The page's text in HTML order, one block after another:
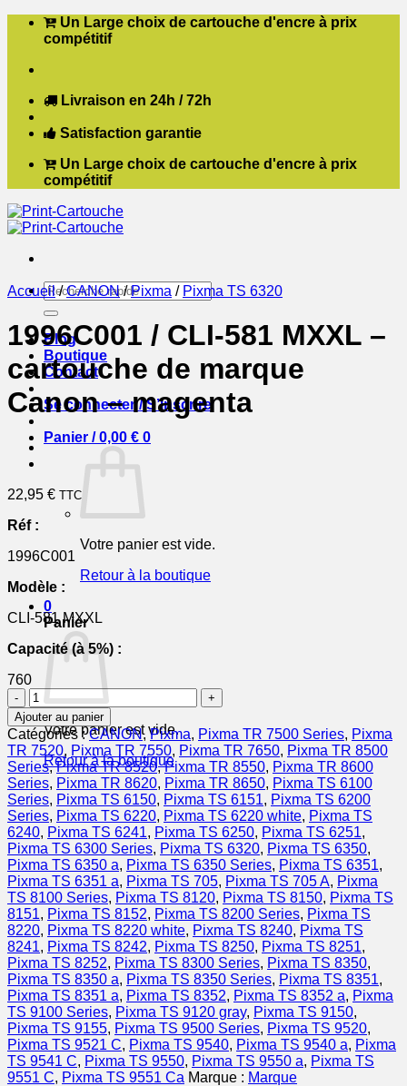
Passer Un Large choix de cartouche d'encre à prix
compétitif
Livraison en 24h / 72h
Satisfaction garantie
Un Large choix de cartouche d'encre à prix
compétitif
Recherche
pour :
Blog
Boutique
Contact
Se connecter / S’inscrire
Panier /0,00 € 0
Votre panier est vide.
Retour à la boutique
0
Panier
Votre panier est vide.
Retour à la boutique
Accueil / CANON / Pixma / Pixma TS 6320
1996C001 / CLI-581 MXXL –
cartouche de marque
Canon – magenta
22,95 € TTC
Réf :
1996C001
Modèle :
CLI-581 MXXL
Capacité (à 5%) :
760
quantité
de
1996C001
/
CLI-
581
MXXL
-
cartouche
de
marque
Canon
-
magenta
Ajouter au panier
Catégories :CANON,Pixma, Pixma TR 7500 Series, Pixma
TR 7520, Pixma TR 7550, Pixma TR 7650, Pixma TR 8500
Series,Pixma TR 8520,Pixma TR 8550, Pixma TR 8600
Series, Pixma TR 8620, Pixma TR 8650, Pixma TS 6100
Series, Pixma TS 6150, Pixma TS 6151, Pixma TS 6200
Series, Pixma TS 6220, Pixma TS 6220 white, Pixma TS
6240, Pixma TS 6241, Pixma TS 6250, Pixma TS 6251,
Pixma TS 6300 Series, Pixma TS 6320, Pixma TS 6350,
Pixma TS 6350 a, Pixma TS 6350 Series, Pixma TS 6351,
Pixma TS 6351 a, Pixma TS 705, Pixma TS 705 A, Pixma
TS 8100 Series, Pixma TS 8120, Pixma TS 8150, Pixma TS
8151, Pixma TS 8152, Pixma TS 8200 Series, Pixma TS
8220, Pixma TS 8220 white, Pixma TS 8240, Pixma TS
8241, Pixma TS 8242, Pixma TS 8250, Pixma TS 8251,
Pixma TS 8252, Pixma TS 8300 Series, Pixma TS 8350,
Pixma TS 8350 a, Pixma TS 8350 Series, Pixma TS 8351,
Pixma TS 8351 a, Pixma TS 8352, Pixma TS 8352 a, Pixma
TS 9100 Series, Pixma TS 9120 gray, Pixma TS 9150,
Pixma TS 9155, Pixma TS 9500 Series, Pixma TS 9520,
Pixma TS 9521 C, Pixma TS 9540, Pixma TS 9540 a, Pixma
TS 9541 C, Pixma TS 9550, Pixma TS 9550 a, Pixma TS
9551 C, Pixma TS 9551 Ca Marque : Marque